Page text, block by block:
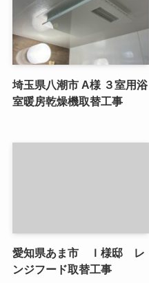
埼玉県八潮市 A様 ３室用浴
室暖房乾燥機取替工事
愛知県あま市 Ｉ様邸 レ
ンジフード取替工事